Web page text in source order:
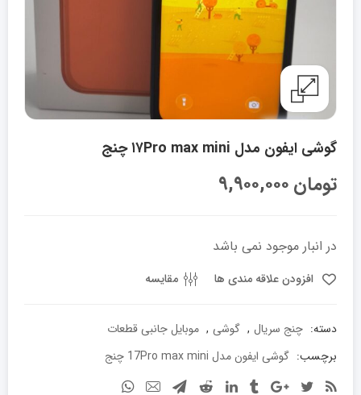
گوشی ایفون مدل ۱۷Pro max mini چنج
۹,۹۰۰,۰۰۰تومان
در انبار موجود نمی باشد
افزودن علاقه مندی ها مقایسه
دسته: چنج سریال , گوشی , موبایل جانبی قطعات
برچسب: گوشی ایفون مدل 17Pro max mini چنج